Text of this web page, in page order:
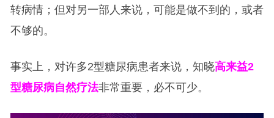
转病情；但对另一部人来说，可能是做不到的，或者
不够的。
事实上，对许多2型糖尿病患者来说，知晓高来益2
型糖尿病自然疗法非常重要，必不可少。